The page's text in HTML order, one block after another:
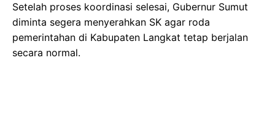
Setelah proses koordinasi selesai, Gubernur Sumut
diminta segera menyerahkan SK agar roda
pemerintahan di Kabupaten Langkat tetap berjalan
secara normal.